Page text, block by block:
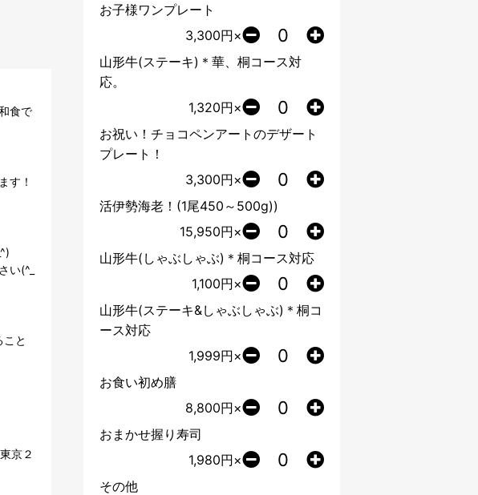
食で
す！
い(^_
と
京２
お子様ワンプレート
3,300円×
山形牛(ステーキ)＊華、桐コース対
応。
1,320円×
お祝い！チョコペンアートのデザート
プレート！
3,300円×
活伊勢海老！(1尾450～500g))
15,950円×
山形牛(しゃぶしゃぶ)＊桐コース対応
1,100円×
山形牛(ステーキ&しゃぶしゃぶ)＊桐コ
ース対応
1,999円×
お食い初め膳
8,800円×
おまかせ握り寿司
1,980円×
その他